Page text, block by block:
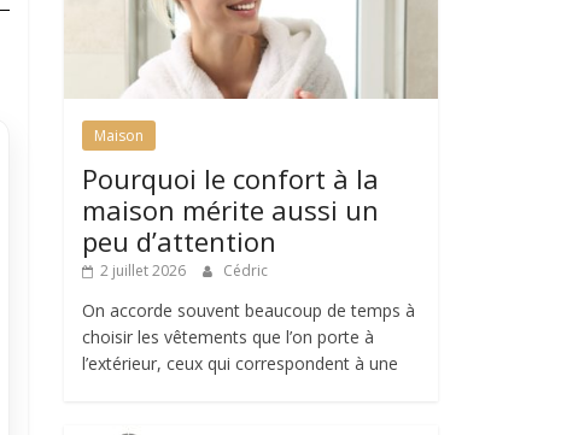
Maison
Pourquoi le confort à la
maison mérite aussi un
peu d’attention
2 juillet 2026 Cédric
On accorde souvent beaucoup de temps à
choisir les vêtements que l’on porte à
l’extérieur, ceux qui correspondent à une